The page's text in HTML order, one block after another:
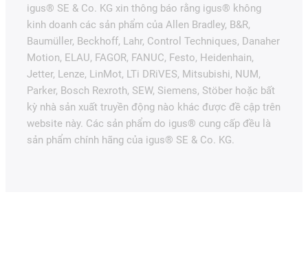
igus® SE & Co. KG xin thông báo rằng igus® không
kinh doanh các sản phẩm của Allen Bradley, B&R,
Baumüller, Beckhoff, Lahr, Control Techniques, Danaher
Motion, ELAU, FAGOR, FANUC, Festo, Heidenhain,
Jetter, Lenze, LinMot, LTi DRiVES, Mitsubishi, NUM,
Parker, Bosch Rexroth, SEW, Siemens, Stöber hoặc bất
kỳ nhà sản xuất truyền động nào khác được đề cập trên
website này. Các sản phẩm do igus® cung cấp đều là
sản phẩm chính hãng của igus® SE & Co. KG.